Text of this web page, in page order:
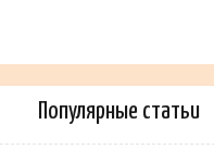
Популярные статьи